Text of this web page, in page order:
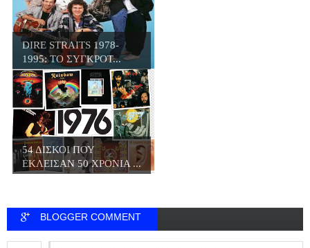
DIRE STRAITS 1978-
1995: ΤΟ ΣΥΓΚΡΟΤ...
54 ΔΙΣΚΟΙ ΠΟΥ
ΕΚΛΕΙΣΑΝ 50 ΧΡΟΝΙΑ ...
BLOGGER COMMENT